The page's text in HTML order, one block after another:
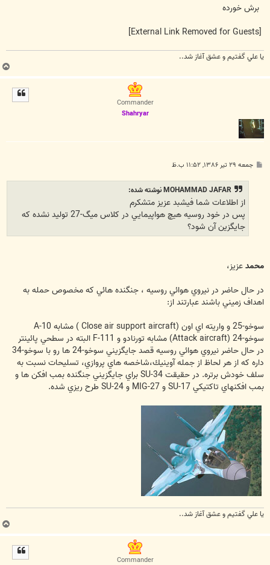
برش خورده
[External Link Removed for Guests]
يا علي گفتيم و عشق آغاز شد..
Commander
Shahryar
جمعه ۲۹ تیر ۱۳۸۶, ۱۱:۵۲ ب.ظ
MOHAMMAD JAFAR نوشته شده:
از اطلاعات شما فيشبد عزيز متشکرم
پس در خود روسيه هيچ هواپيمايي در کلاس ميگ-27 توليد نشده که
جايگزين آن شود؟
محمدعزيز،
در حال حاضر در نيروي هوائي روسيه ، جنگنده هائي كه مخصوص حمله به
اهداف زميني باشند عبارتند از:
سوخو-25 و واريته اي اون (Close air support aircraft ) مشابه A-10
سوخو-24 (Attack aircraft) مشابه تورنادو و F-111 البته در سطحي پائينتر
در حال حاضر نيروي هوائي روسيه قصد جايگزيني سوخو-24 ها رو با سوخو-34
داره كه از هر لحاظ از جمله آوينيك،‌شاخصه هاي پروازي، تسليحات نسبت به
سلف خودش برتره. در حقيقت SU-34 براي جايگزيني جنگنده بمب افكن ها و
بمب افكنهاي تاكتيكي SU-17 و MIG-27 و SU-24 طرح ريزي شده.
يا علي گفتيم و عشق آغاز شد..
Commander